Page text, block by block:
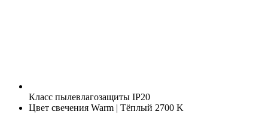
Класс пылевлагозащиты IP20
Цвет свечения Warm | Тёплый 2700 K